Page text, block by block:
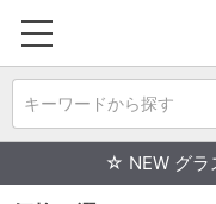
キーワードから探す
☆ NEW グラ